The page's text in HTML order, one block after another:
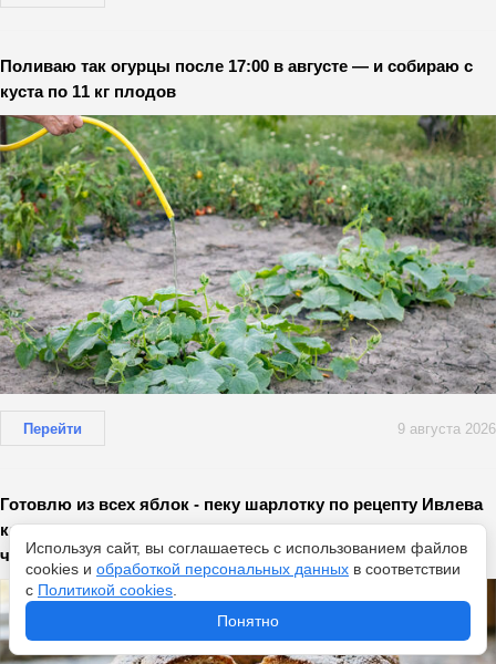
Поливаю так огурцы после 17:00 в августе — и собираю с
куста по 11 кг плодов
Перейти 9 августа 2026
Готовлю из всех яблок - пеку шарлотку по рецепту Ивлева
каждую неделю: воздушная, с идеальной корочкой и не
черствеет
Используя сайт, вы соглашаетесь с использованием файлов
cookies и обработкой персональных данных в соответствии
с Политикой cookies
Понятно